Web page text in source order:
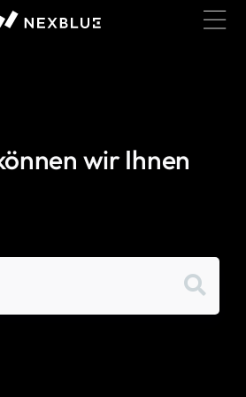
wir Ihnen